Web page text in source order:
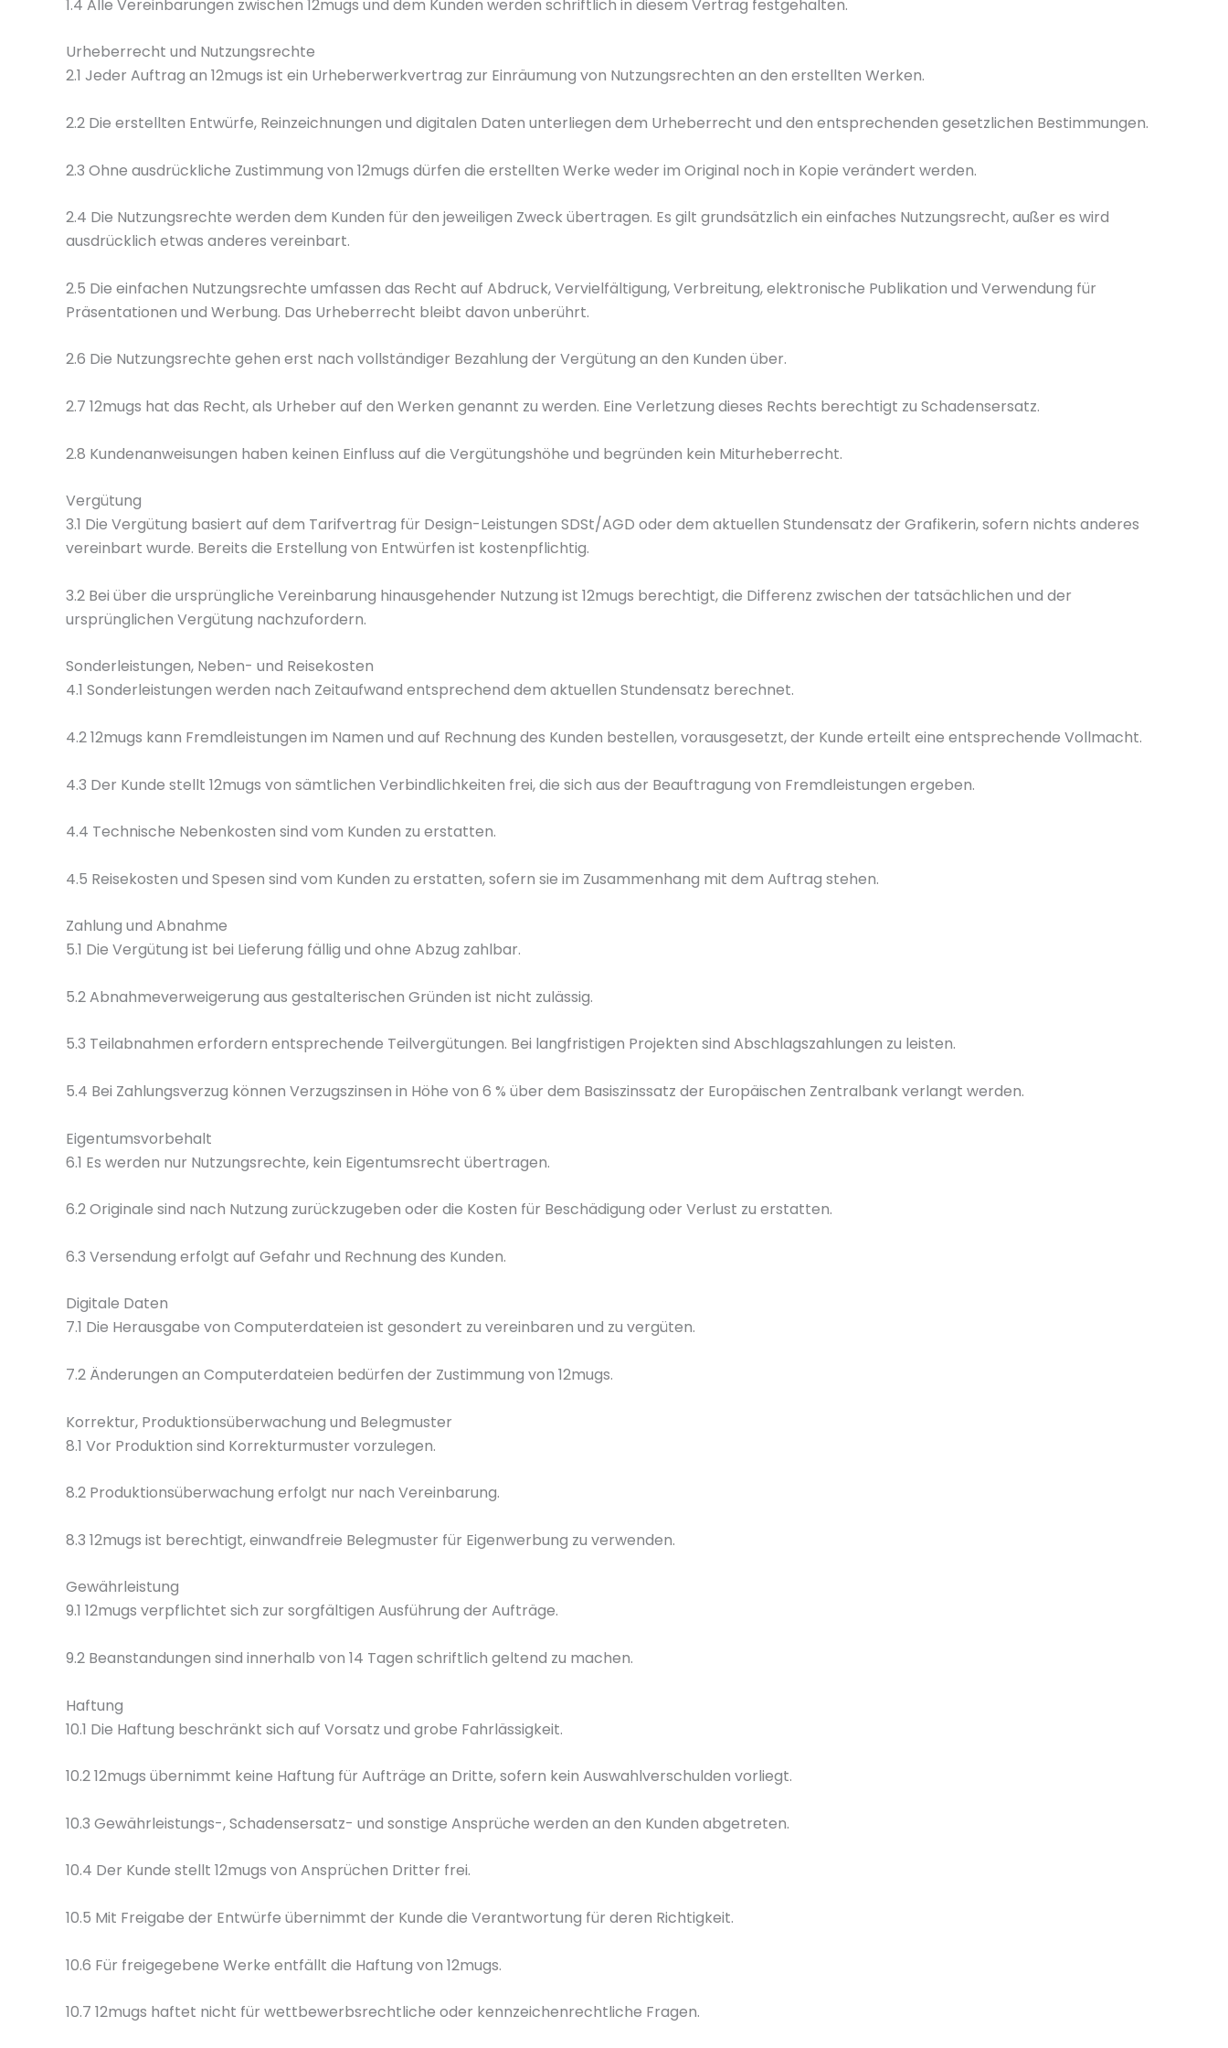
1.4 Alle Vereinbarungen zwischen 12mugs und dem Kunden werden schriftlich in diesem Vertrag festgehalten.
Urheberrecht und Nutzungsrechte
2.1 Jeder Auftrag an 12mugs ist ein Urheberwerkvertrag zur Einräumung von Nutzungsrechten an den erstellten Werken.
2.2 Die erstellten Entwürfe, Reinzeichnungen und digitalen Daten unterliegen dem Urheberrecht und den entsprechenden gesetzlichen Bestimmungen.
2.3 Ohne ausdrückliche Zustimmung von 12mugs dürfen die erstellten Werke weder im Original noch in Kopie verändert werden.
2.4 Die Nutzungsrechte werden dem Kunden für den jeweiligen Zweck übertragen. Es gilt grundsätzlich ein einfaches Nutzungsrecht, außer es wird
ausdrücklich etwas anderes vereinbart.
2.5 Die einfachen Nutzungsrechte umfassen das Recht auf Abdruck, Vervielfältigung, Verbreitung, elektronische Publikation und Verwendung für
Präsentationen und Werbung. Das Urheberrecht bleibt davon unberührt.
2.6 Die Nutzungsrechte gehen erst nach vollständiger Bezahlung der Vergütung an den Kunden über.
2.7 12mugs hat das Recht, als Urheber auf den Werken genannt zu werden. Eine Verletzung dieses Rechts berechtigt zu Schadensersatz.
2.8 Kundenanweisungen haben keinen Einfluss auf die Vergütungshöhe und begründen kein Miturheberrecht.
Vergütung
3.1 Die Vergütung basiert auf dem Tarifvertrag für Design-Leistungen SDSt/AGD oder dem aktuellen Stundensatz der Grafikerin, sofern nichts anderes
vereinbart wurde. Bereits die Erstellung von Entwürfen ist kostenpflichtig.
3.2 Bei über die ursprüngliche Vereinbarung hinausgehender Nutzung ist 12mugs berechtigt, die Differenz zwischen der tatsächlichen und der
ursprünglichen Vergütung nachzufordern.
Sonderleistungen, Neben- und Reisekosten
4.1 Sonderleistungen werden nach Zeitaufwand entsprechend dem aktuellen Stundensatz berechnet.
4.2 12mugs kann Fremdleistungen im Namen und auf Rechnung des Kunden bestellen, vorausgesetzt, der Kunde erteilt eine entsprechende Vollmacht.
4.3 Der Kunde stellt 12mugs von sämtlichen Verbindlichkeiten frei, die sich aus der Beauftragung von Fremdleistungen ergeben.
4.4 Technische Nebenkosten sind vom Kunden zu erstatten.
4.5 Reisekosten und Spesen sind vom Kunden zu erstatten, sofern sie im Zusammenhang mit dem Auftrag stehen.
Zahlung und Abnahme
5.1 Die Vergütung ist bei Lieferung fällig und ohne Abzug zahlbar.
5.2 Abnahmeverweigerung aus gestalterischen Gründen ist nicht zulässig.
5.3 Teilabnahmen erfordern entsprechende Teilvergütungen. Bei langfristigen Projekten sind Abschlagszahlungen zu leisten.
5.4 Bei Zahlungsverzug können Verzugszinsen in Höhe von 6 % über dem Basiszinssatz der Europäischen Zentralbank verlangt werden.
Eigentumsvorbehalt
6.1 Es werden nur Nutzungsrechte, kein Eigentumsrecht übertragen.
6.2 Originale sind nach Nutzung zurückzugeben oder die Kosten für Beschädigung oder Verlust zu erstatten.
6.3 Versendung erfolgt auf Gefahr und Rechnung des Kunden.
Digitale Daten
7.1 Die Herausgabe von Computerdateien ist gesondert zu vereinbaren und zu vergüten.
7.2 Änderungen an Computerdateien bedürfen der Zustimmung von 12mugs.
Korrektur, Produktionsüberwachung und Belegmuster
8.1 Vor Produktion sind Korrekturmuster vorzulegen.
8.2 Produktionsüberwachung erfolgt nur nach Vereinbarung.
8.3 12mugs ist berechtigt, einwandfreie Belegmuster für Eigenwerbung zu verwenden.
Gewährleistung
9.1 12mugs verpflichtet sich zur sorgfältigen Ausführung der Aufträge.
9.2 Beanstandungen sind innerhalb von 14 Tagen schriftlich geltend zu machen.
Haftung
10.1 Die Haftung beschränkt sich auf Vorsatz und grobe Fahrlässigkeit.
10.2 12mugs übernimmt keine Haftung für Aufträge an Dritte, sofern kein Auswahlverschulden vorliegt.
10.3 Gewährleistungs-, Schadensersatz- und sonstige Ansprüche werden an den Kunden abgetreten.
10.4 Der Kunde stellt 12mugs von Ansprüchen Dritter frei.
10.5 Mit Freigabe der Entwürfe übernimmt der Kunde die Verantwortung für deren Richtigkeit.
10.6 Für freigegebene Werke entfällt die Haftung von 12mugs.
10.7 12mugs haftet nicht für wettbewerbsrechtliche oder kennzeichenrechtliche Fragen.